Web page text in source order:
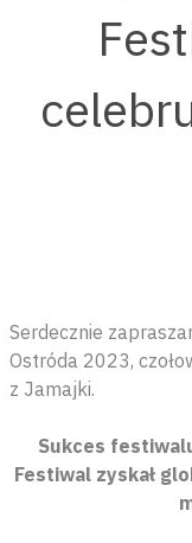
Serdecznie
Ostróda 2023,
z Jamajki.
Sukces
Festiwal zyskał